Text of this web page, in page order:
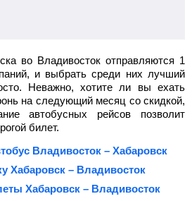
во Владивосток отправляются 1
и выбрать среди них лучший
Неважно, хотите ли вы ехать
на следующий месяц со скидкой,
автобусных рейсов позволит
билет.
Владивосток – Хабаровск
Хабаровск – Владивосток
Хабаровск – Владивосток